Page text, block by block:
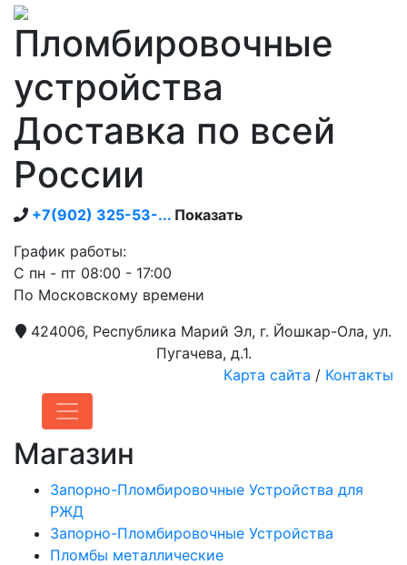
Пломбировочные
устройства
Доставка по всей
России
+7(902) 325-53-... Показать
График работы:
С пн - пт 08:00 - 17:00
По Московскому времени
424006, Республика Марий Эл, г. Йошкар-Ола, ул.
Пугачева, д.1.
Карта сайта / Контакты
Магазин
Запорно-Пломбировочные Устройства для
РЖД
Запорно-Пломбировочные Устройства
Пломбы металлические